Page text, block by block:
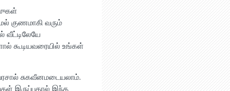
குணமாகி வரும்
வீட்டிலேயே
கூடியவரையில் உங்கள்
சுகவீனமடையலாம்.
இருப்பதால் இந்த